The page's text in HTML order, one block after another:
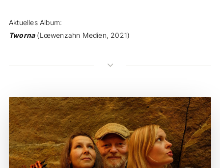
Aktuelles Album:
Tworna(Lœwenzahn Medien, 2021)
3